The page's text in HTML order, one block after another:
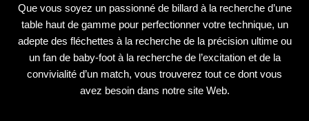
Que vous soyez un passionné de billard à la recherche d’une
table haut de gamme pour perfectionner votre technique, un
adepte des fléchettes à la recherche de la précision ultime ou
un fan de baby-foot à la recherche de l’excitation et de la
convivialité d’un match, vous trouverez tout ce dont vous
avez besoin dans notre site Web.